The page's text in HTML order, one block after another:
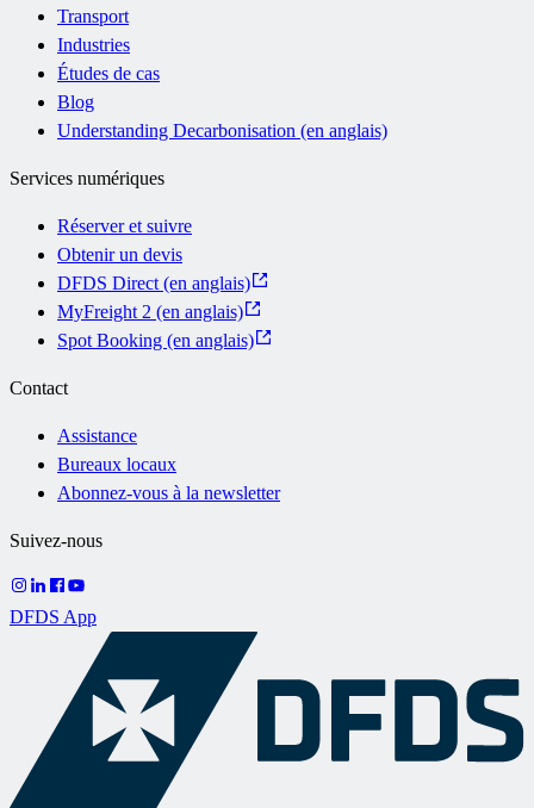
Transport
Industries
Études de cas
Blog
Understanding Decarbonisation (en anglais)
Services numériques
Réserver et suivre
Obtenir un devis
DFDS Direct (en anglais)
MyFreight 2 (en anglais)
Spot Booking (en anglais)
Contact
Assistance
Bureaux locaux
Abonnez-vous à la newsletter
Suivez-nous
DFDS App